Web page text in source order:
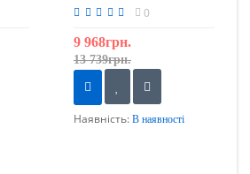
0
9 968грн.
13 739грн.
Наявність: В наявності